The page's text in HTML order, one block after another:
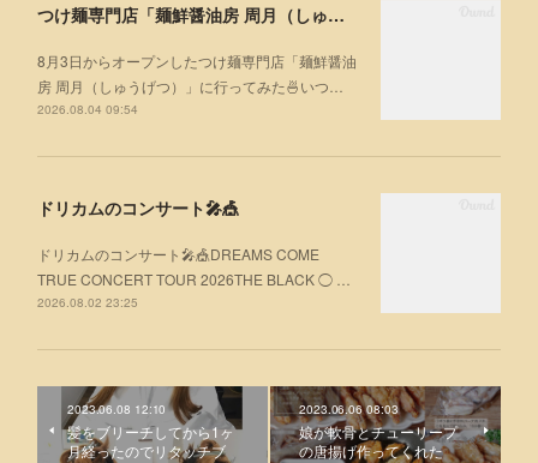
つけ麺専門店「麺鮮醤油房 周月（しゅうげつ）」⁡ に行ってみた🍜
8月3日からオープンしたつけ麺専門店「麺鮮醤油
房 周月（しゅうげつ）」⁡に行ってみた🍜いつ…
2026.08.04 09:54
ドリカムのコンサート🎤🎪
ドリカムのコンサート🎤🎪DREAMS COME
TRUE CONCERT TOUR 2026THE BLACK ◯ …
2026.08.02 23:25
2023.06.08 12:10
髪をブリーチしてから1ヶ
月経ったのでリタッチブ
2023.06.06 08:03
娘が軟骨とチューリープ
の唐揚げ作ってくれた